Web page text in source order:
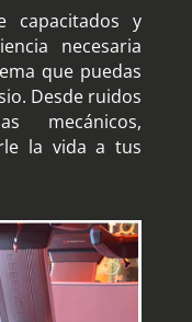
capacitados y
necesaria
que puedas
Desde ruidos
mecánicos,
la vida a tus